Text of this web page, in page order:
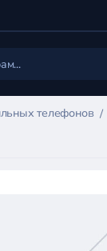
телефонов